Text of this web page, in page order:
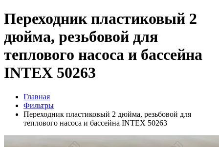
Переходник пластиковый 2
дюйма, резьбовой для
теплового насоса и бассейна
INTEX 50263
Главная
Фильтры
Переходник пластиковый 2 дюйма, резьбовой для
теплового насоса и бассейна INTEX 50263